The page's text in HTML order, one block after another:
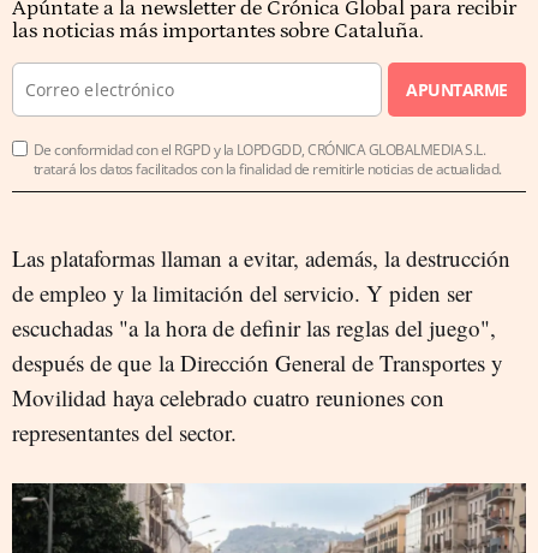
Apúntate a la newsletter de Crónica Global para recibir
las noticias más importantes sobre Cataluña.
APUNTARME
De conformidad con el RGPD y la LOPDGDD, CRÓNICA GLOBALMEDIA S.L.
tratará los datos facilitados con la finalidad de remitirle noticias de actualidad.
Las plataformas llaman a evitar, además, la destrucción
de empleo y la limitación del servicio. Y piden ser
escuchadas "a la hora de definir las reglas del juego",
después de que la Dirección General de Transportes y
Movilidad haya celebrado cuatro reuniones con
representantes del sector.